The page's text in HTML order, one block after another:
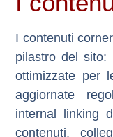
I contenuti
pilastro del sito:
ottimizzate per
aggiornate
internal linking
contenuti,